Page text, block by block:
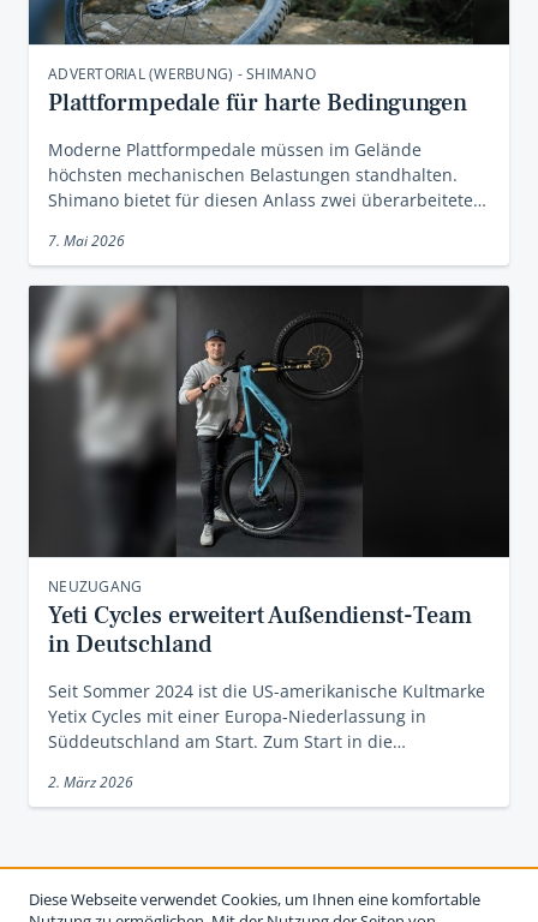
ADVERTORIAL (WERBUNG) - SHIMANO
Plattformpedale für harte Bedingungen
Moderne Plattformpedale müssen im Gelände
höchsten mechanischen Belastungen standhalten.
Shimano bietet für diesen Anlass zwei überarbeitete…
7. Mai 2026
NEUZUGANG
Yeti Cycles erweitert Außendienst-Team
in Deutschland
Seit Sommer 2024 ist die US-amerikanische Kultmarke
Yetix Cycles mit einer Europa-Niederlassung in
Süddeutschland am Start. Zum Start in die…
2. März 2026
Diese Webseite verwendet Cookies, um Ihnen eine komfortable